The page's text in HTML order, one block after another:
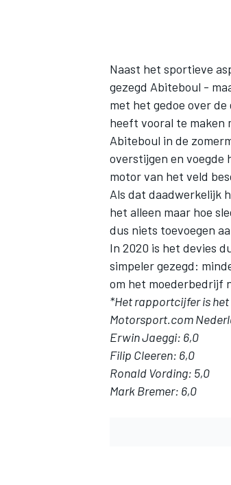
Naast het sportieve
gezegd Abiteboul -
met het gedoe over
heeft vooral te maken
Abiteboul in de
overstijgen en voegde
motor van het veld
Als dat daadwerkelijk
het alleen maar hoe
dus niets toevoegen
In 2020 is het devies
simpeler gezegd:
om het moederbedrijf
*Het rapportcijfer is het
Motorsport.com
Erwin Jaeggi: 6,0
Filip Cleeren: 6,0
Ronald Vording: 5,0
Mark Bremer: 6,0